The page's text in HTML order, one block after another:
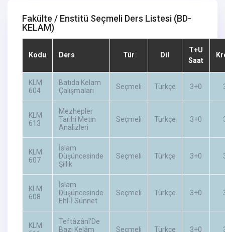
Fakülte / Enstitü Seçmeli Ders Listesi (BD-
KELAM)
Kodu Ders Tür Dil
T+U
Saat
KLM
604
Batıda Kelam
Çalışmaları
Seçmeli Türkçe 3+0
KLM
613
Mezhepler
Tarihi Metin
Analizleri
Seçmeli Türkçe 3+0
KLM
607
İslam
Düşüncesinde
Şiilik
Seçmeli Türkçe 3+0
KLM
608
İslam
Düşüncesinde
Ehl-İ Sünnet
Seçmeli Türkçe 3+0
KLM
Teftâzânî’De
Bazı Kelâm
Seçmeli Türkçe 3+0